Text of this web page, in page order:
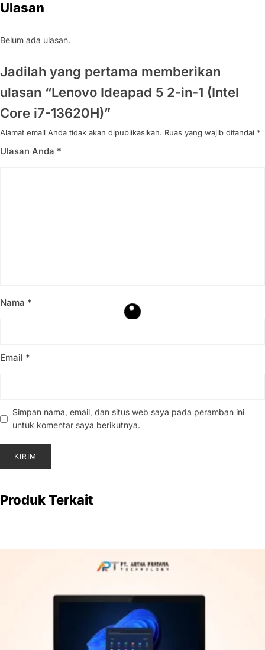
Ulasan
Belum ada ulasan.
Jadilah yang pertama memberikan
ulasan “Lenovo Ideapad 5 2-in-1 (Intel
Core i7-13620H)”
Alamat email Anda tidak akan dipublikasikan. Ruas yang wajib ditandai *
Ulasan Anda *
Nama *
Email *
Simpan nama, email, dan situs web saya pada peramban ini
untuk komentar saya berikutnya.
Produk Terkait